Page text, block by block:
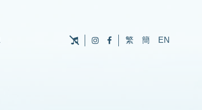
繁 簡 EN